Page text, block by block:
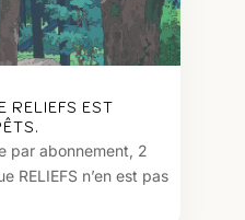
RELIEFS EST
par abonnement, 2
RELIEFS n’en est pas